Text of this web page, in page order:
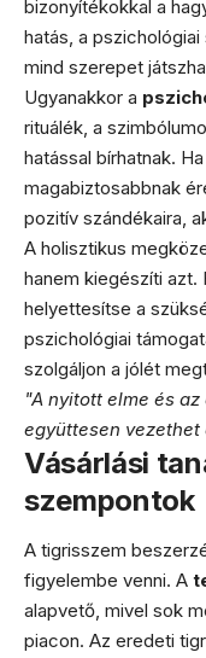
bizonyítékokkal a
hatás, a
mind szerepet
Ugyanakkor a
rituálék, a
hatással bírhatnak.
magabiztosabbnak
pozitív szándékaira,
A holisztikus
hanem kiegészíti azt.
helyettesítse a
pszichológiai
szolgáljon a jólét
"A nyitott elme és
együttesen
Vásárlási
szempontok
A tigrisszem
figyelembe venni. A
alapvető, mivel sok
piacon. Az eredeti